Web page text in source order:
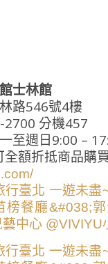
士林館
路546號4樓
2700 分機457
至週日9:00 –
額折抵商品購買